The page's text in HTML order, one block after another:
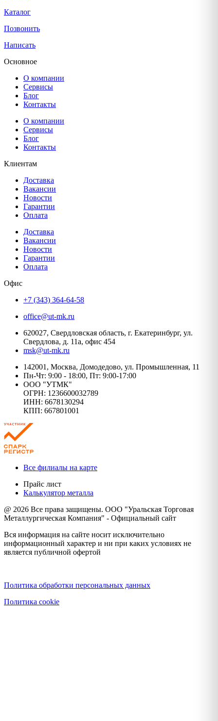
Каталог
Позвонить
Написать
Основное
О компании
Сервисы
Блог
Контакты
О компании
Сервисы
Блог
Контакты
Клиентам
Доставка
Вакансии
Новости
Гарантии
Оплата
Доставка
Вакансии
Новости
Гарантии
Оплата
Офис
+7 (343) 364-64-58
office@ut-mk.ru
620027, Свердловская область, г. Екатеринбург, ул.
Свердлова, д. 11а, офис 454
msk@ut-mk.ru
142001, Москва, Домодедово, ул. Промышленная, 11
Пн-Чт: 9:00 - 18:00, Пт: 9:00-17:00
ООО "УТМК"
ОГРН: 1236600032789
ИНН: 6678130294
КПП: 667801001
Все филиалы на карте
Прайс лист
Калькулятор металла
@ 2026 Все права защищены. ООО "Уральская Торговая
Металлургическая Компания" - Официальный сайт
Вся информация на сайте носит исключительно
информационный характер и ни при каких условиях не
является публичной офертой
Политика обработки персональных данных
Политика cookie